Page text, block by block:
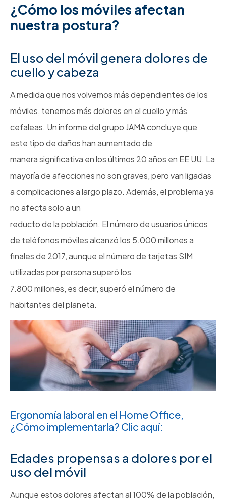
¿Cómo los móviles afectan
nuestra postura?
El uso del móvil genera dolores de
cuello y cabeza
A medida que nos volvemos más dependientes de los
móviles, tenemos más dolores en el cuello y más
cefaleas. Un informe del grupo JAMA concluye que
este tipo de daños han aumentado de
manera significativa en los últimos 20 años en EE UU. La
mayoría de afecciones no son graves, pero van ligadas
a complicaciones a largo plazo. Además, el problema ya
no afecta solo a un
reducto de la población. El número de usuarios únicos
de teléfonos móviles alcanzó los 5.000 millones a
finales de 2017, aunque el número de tarjetas SIM
utilizadas por persona superó los
7.800 millones, es decir, superó el número de
habitantes del planeta.
Ergonomía laboral en el Home Office,
¿Cómo implementarla? Clic aquí:
Edades propensas a dolores por el
uso del móvil
Aunque estos dolores afectan al 100% de la población,